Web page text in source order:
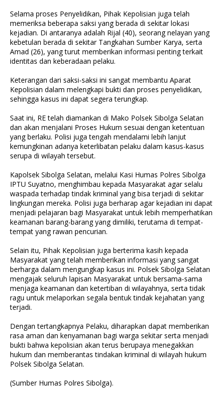
Selama proses Penyelidikan, Pihak Kepolisian juga telah
memeriksa beberapa saksi yang berada di sekitar lokasi
kejadian. Di antaranya adalah Rijal (40), seorang nelayan yang
kebetulan berada di sekitar Tangkahan Sumber Karya, serta
Amad (26), yang turut memberikan informasi penting terkait
identitas dan keberadaan pelaku.
Keterangan dari saksi-saksi ini sangat membantu Aparat
Kepolisian dalam melengkapi bukti dan proses penyelidikan,
sehingga kasus ini dapat segera terungkap.
Saat ini, RE telah diamankan di Mako Polsek Sibolga Selatan
dan akan menjalani Proses Hukum sesuai dengan ketentuan
yang berlaku. Polisi juga tengah mendalami lebih lanjut
kemungkinan adanya keterlibatan pelaku dalam kasus-kasus
serupa di wilayah tersebut.
Kapolsek Sibolga Selatan, melalui Kasi Humas Polres Sibolga
IPTU Suyatno, menghimbau kepada Masyarakat agar selalu
waspada terhadap tindak kriminal yang bisa terjadi di sekitar
lingkungan mereka. Polisi juga berharap agar kejadian ini dapat
menjadi pelajaran bagi Masyarakat untuk lebih memperhatikan
keamanan barang-barang yang dimiliki, terutama di tempat-
tempat yang rawan pencurian.
Selain itu, Pihak Kepolisian juga berterima kasih kepada
Masyarakat yang telah memberikan informasi yang sangat
berharga dalam mengungkap kasus ini. Polsek Sibolga Selatan
mengajak seluruh lapisan Masyarakat untuk bersama-sama
menjaga keamanan dan ketertiban di wilayahnya, serta tidak
ragu untuk melaporkan segala bentuk tindak kejahatan yang
terjadi.
Dengan tertangkapnya Pelaku, diharapkan dapat memberikan
rasa aman dan kenyamanan bagi warga sekitar serta menjadi
bukti bahwa kepolisian akan terus berupaya menegakkan
hukum dan memberantas tindakan kriminal di wilayah hukum
Polsek Sibolga Selatan.
(Sumber Humas Polres Sibolga).